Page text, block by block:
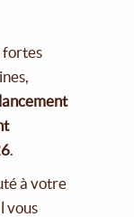
fortes
.
à votre
vous